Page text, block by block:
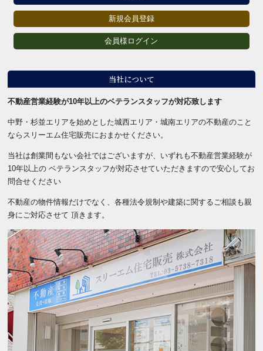
新規会員登録
会員様ログイン
当社について
不動産営業経験が10年以上のベテランスタッフが対応致します
中野・杉並エリアを始めとした城西エリア・城南エリアの不動産のこと
ならスリーエム住宅販売におまかせください。
当社は創業間もない会社ではございますが、いずれも不動産営業経験が
10年以上の ベテランスタッフが対応させていただきますので安心してお
問合せください
不動産の物件情報だけでなく、各種法令規制や建築に関するご相談も親
身にご対応させて 頂きます。